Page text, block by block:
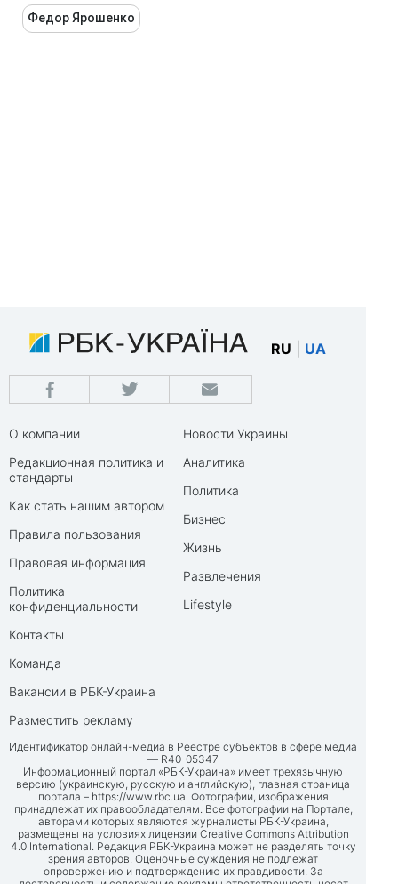
Федор Ярошенко
RU UA
О компании
Редакционная политика и
стандарты
Как стать нашим автором
Правила пользования
Правовая информация
Политика
конфиденциальности
Контакты
Команда
Вакансии в РБК-Украина
Разместить рекламу
Новости Украины
Аналитика
Политика
Бизнес
Жизнь
Развлечения
Lifestyle
Идентификатор онлайн-медиа в Реестре субъектов в сфере медиа
— R40-05347
Информационный портал «РБК-Украина» имеет трехязычную
версию (украинскую, русскую и английскую), главная страница
портала – https://www.rbc.ua. Фотографии, изображения
принадлежат их правообладателям. Все фотографии на Портале,
авторами которых являются журналисты РБК-Украина,
размещены на условиях лицензии Creative Commons Attribution
4.0 International. Редакция РБК-Украина может не разделять точку
зрения авторов. Оценочные суждения не подлежат
опровержению и подтверждению их правдивости. За